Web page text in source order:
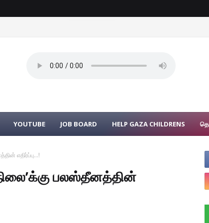
YOUTUBE JOB BOARD HELP GAZA CHILDRENS
எதிர்ப்பு...!
பலஸ்தீனத்தின்